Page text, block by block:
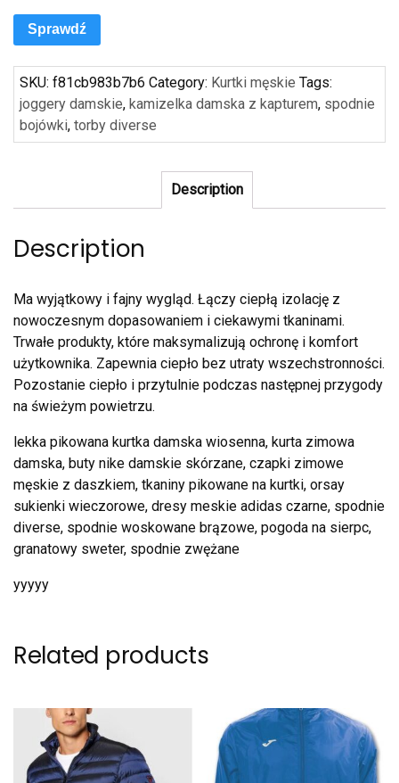
Sprawdź
SKU: f81cb983b7b6 Category: Kurtki męskie Tags:
joggery damskie, kamizelka damska z kapturem, spodnie
bojówki, torby diverse
Description
Description
Ma wyjątkowy i fajny wygląd. Łączy ciepłą izolację z
nowoczesnym dopasowaniem i ciekawymi tkaninami.
Trwałe produkty, które maksymalizują ochronę i komfort
użytkownika. Zapewnia ciepło bez utraty wszechstronności.
Pozostanie ciepło i przytulnie podczas następnej przygody
na świeżym powietrzu.
lekka pikowana kurtka damska wiosenna, kurta zimowa
damska, buty nike damskie skórzane, czapki zimowe
męskie z daszkiem, tkaniny pikowane na kurtki, orsay
sukienki wieczorowe, dresy meskie adidas czarne, spodnie
diverse, spodnie woskowane brązowe, pogoda na sierpc,
granatowy sweter, spodnie zwężane
yyyyy
Related products